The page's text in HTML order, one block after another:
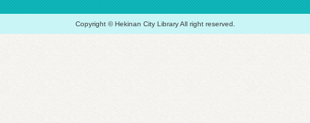
Copyright © Hekinan City Library All right reserved.